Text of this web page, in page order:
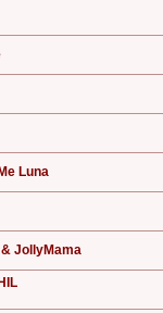
Luna
JollyMama